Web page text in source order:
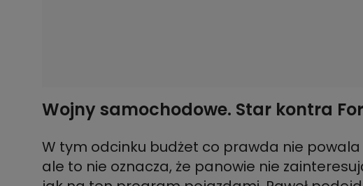
Wojny samochodowe. Star kontra
W tym odcinku budżet co prawda nie powala
ale to nie oznacza, że panowie nie